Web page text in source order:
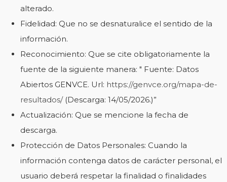
alterado.
Fidelidad: Que no se desnaturalice el sentido de la
información.
Reconocimiento: Que se cite obligatoriamente la
fuente de la siguiente manera: " Fuente: Datos
Abiertos GENVCE. Url: https://genvce.org/mapa-de-
resultados/(Descarga: 14/05/2026.)”
Actualización: Que se mencione la fecha de
descarga.
Protección de Datos Personales: Cuando la
información contenga datos de carácter personal, el
usuario deberá respetar la finalidad o finalidades